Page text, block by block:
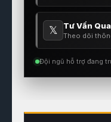
𝕏 Tư Vấn
Theo dõi
Đội ngũ hỗ trợ đang